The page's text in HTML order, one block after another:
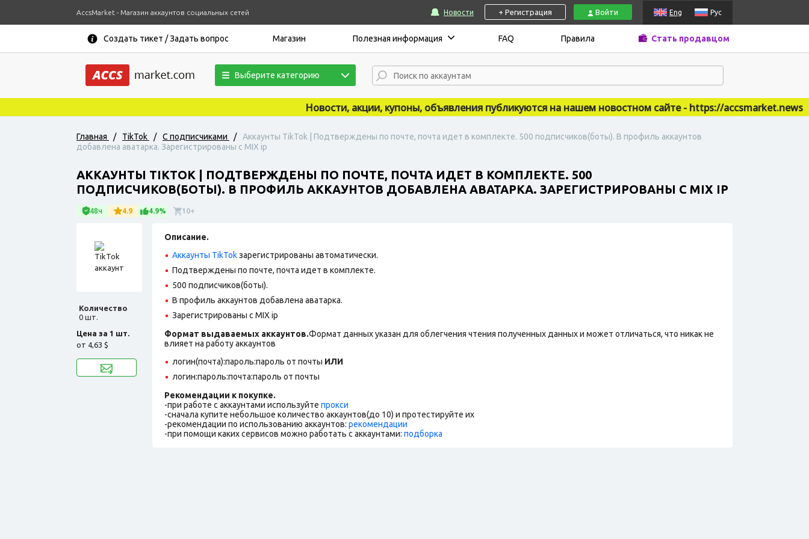
AccsMarket - Магазин аккаунтов социальных сетей Новости + Регистрация Войти Eng Рус
Создать тикет / Задать вопрос Магазин Полезная информация FAQ Правила Стать продавцом
Выберите категорию
Новости, акции, купоны, объявления публикуются на нашем новостном сайте - https://accsmarket.news
Главная / TikTok / С подписчиками /
Аккаунты TikTok | Подтверждены по почте, почта идет в комплекте. 500 подписчиков(боты). В профиль аккаунтов
добавлена аватарка. Зарегистрированы с MIX ip
АККАУНТЫ TIKTOK | ПОДТВЕРЖДЕНЫ ПО ПОЧТЕ, ПОЧТА ИДЕТ В КОМПЛЕКТЕ. 500
ПОДПИСЧИКОВ(БОТЫ). В ПРОФИЛЬ АККАУНТОВ ДОБАВЛЕНА АВАТАРКА. ЗАРЕГИСТРИРОВАНЫ С MIX IP
48ч 4.9 4.9% 10+
Количество
0 шт.
Цена за 1 шт.
от 4,63 $
Описание.
Аккаунты TikTokзарегистрированы автоматически.
Подтверждены по почте, почта идет в комплекте.
500 подписчиков(боты).
В профиль аккаунтов добавлена аватарка.
Зарегистрированы с MIX ip
Формат выдаваемых аккаунтов.Формат данных указан для облегчения чтения полученных данных и может отличаться, что никак не
влияет на работу аккаунтов
логин(почта):пароль:пароль от почты ИЛИ
логин:пароль:почта:пароль от почты
Рекомендации к покупке.
-при работе с аккаунтами используйте прокси
-сначала купите небольшое количество аккаунтов(до 10) и протестируйте их
-рекомендации по использованию аккаунтов: рекомендации
-при помощи каких сервисов можно работать с аккаунтами: подборка